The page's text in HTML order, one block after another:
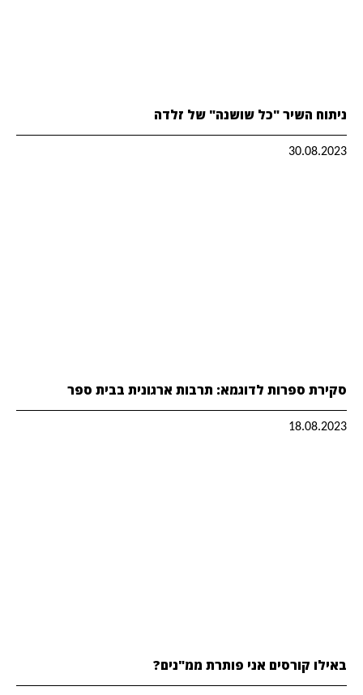
ניתוח השיר "כל שושנה" של זלדה
30.08.2023
סקירת ספרות לדוגמא: תרבות ארגונית בבית ספר
18.08.2023
באילו קורסים אני פותרת ממ"נים?